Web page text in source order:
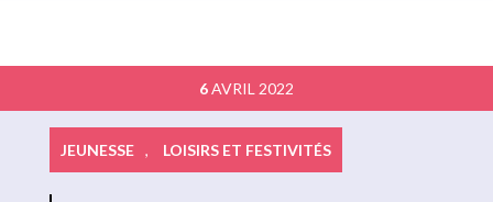
6AVRIL 2022
JEUNESSE , LOISIRS ET FESTIVITÉS